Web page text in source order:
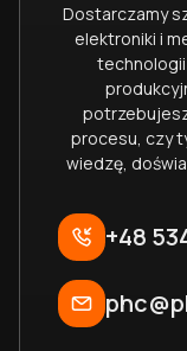
Dostarczamy
elektroniki i
technologii
procesu, czy
wiedzę,
+48